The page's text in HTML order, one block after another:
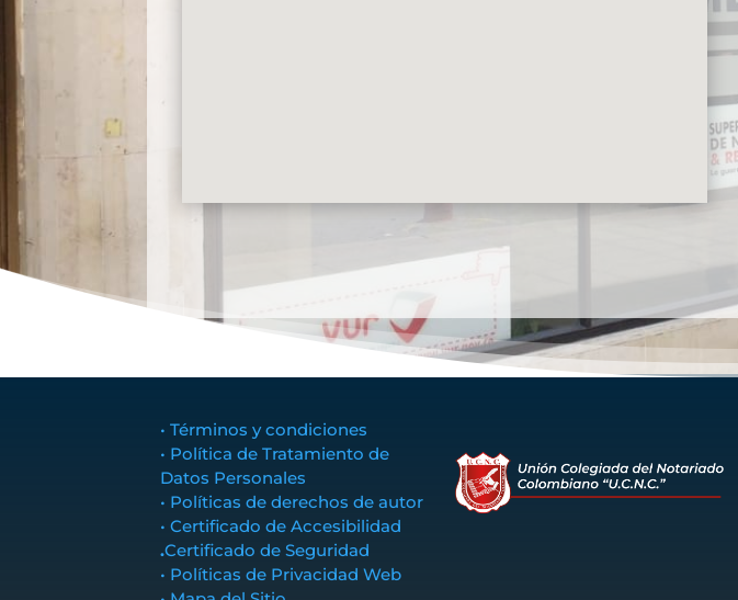
• Términos y condiciones
• Política de Tratamiento de
Datos Personales
• Políticas de derechos de autor
• Certificado de Accesibilidad
.Certificado de Seguridad
• Políticas de Privacidad Web